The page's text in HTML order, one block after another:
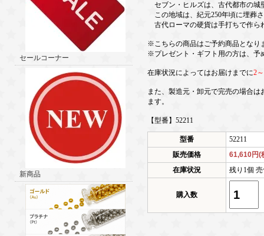
セールコーナー
新商品
セブン・ヒルズは、古代都市の城
この地域は、紀元250年頃に埋葬
古代ローマの硬貨は手打ちで作ら
※こちらの商品はご予約商品となり
※プレゼント・ギフト用の方は、予
在庫状況によってはお届けまでに2
また、製造元・卸元で完売の場合
ます。
【型番】52211
型番
52211
販売価格
61,610円(
在庫状況
残り1個
購入数